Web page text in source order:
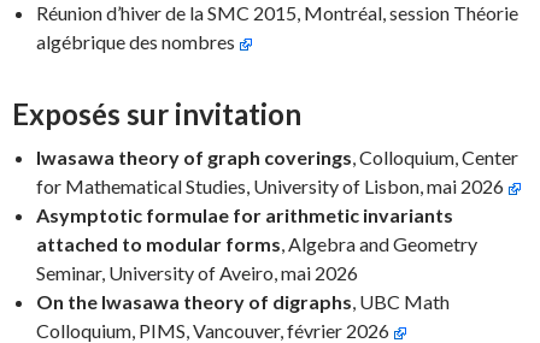
Réunion d’hiver de la SMC 2015, Montréal, session Théorie
algébrique des nombres
Exposés sur invitation
Iwasawa theory of graph coverings, Colloquium, Center
for Mathematical Studies, University of Lisbon, mai 2026
Asymptotic formulae for arithmetic invariants
attached to modular forms, Algebra and Geometry
Seminar, University of Aveiro, mai 2026
On the Iwasawa theory of digraphs, UBC Math
Colloquium, PIMS, Vancouver, février 2026